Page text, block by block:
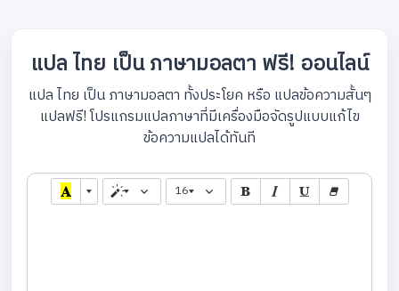
แปล ไทย เป็น ภาษามอลตา ฟรี! ออนไลน์
แปล ไทย เป็น ภาษามอลตา ทั้งประโยค หรือ แปลข้อความสั้นๆ
แปลฟรี! โปรแกรมแปลภาษาที่มีเครื่องมือจัดรูปแบบแก้ไข
ข้อความแปลได้ทันที
16